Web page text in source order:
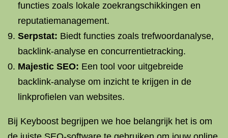
functies zoals lokale zoekrangschikkingen en
reputatiemanagement.
Serpstat: Biedt functies zoals trefwoordanalyse,
backlink-analyse en concurrentietracking.
Majestic SEO: Een tool voor uitgebreide
backlink-analyse om inzicht te krijgen in de
linkprofielen van websites.
Bij Keyboost begrijpen we hoe belangrijk het is om